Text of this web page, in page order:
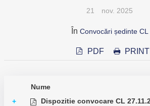
21 nov. 2025
În Convocări ședinte CL
PDF PRINT
Nume
+
Dispozitie convocare CL